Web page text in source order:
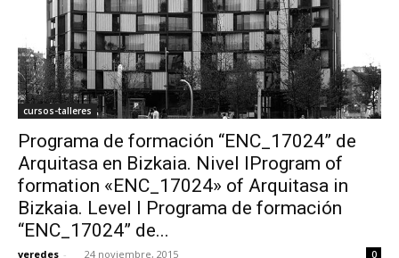
cursos-talleres
Programa de formación “ENC_17024” de
Arquitasa en Bizkaia. Nivel IProgram of
formation «ENC_17024» of Arquitasa in
Bizkaia. Level I Programa de formación
“ENC_17024” de...
veredes - 24 noviembre, 2015 0